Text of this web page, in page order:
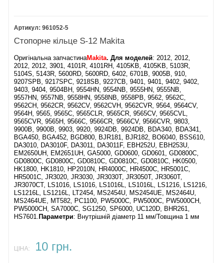
961052-5
Стопорне кільце S-12 Makita
Оригінальна запчастинаMakita. Для моделей: 2012, 2012,
2012, 2012, 3901, 4101R, 4101RH, 4105KB, 4105KB, 5103R,
5104S, 5143R, 5600RD, 5600RD, 6402, 6701B, 9005B, 910,
9207SPB, 9217SPC, 9218SB, 9227CB, 9401, 9401, 9402, 9402,
9403, 9404, 9504BH, 9554HN, 9554NB, 9555HN, 9555NB,
9557HN, 9557NB, 9558HN, 9558NB, 9558PB, 9562, 9562C,
9562CH, 9562CR, 9562CV, 9562CVH, 9562CVR, 9564, 9564CV,
9564H, 9565, 9565C, 9565CLR, 9565CR, 9565CV, 9565CVL,
9565CVR, 9565H, 9566C, 9566CR, 9566CV, 9566CVR, 9803,
9900B, 9900B, 9903, 9920, 9924DB, 9924DB, BDA340, BDA341,
BGA450, BGA452, BGD800, BJR181, BJR182, BO6040, BSS610,
DA3010, DA3010F, DA3011, DA3011F, EBH252U, EBH253U,
EM2650UH, EM2651UH, GA5000, GD0600, GD0601, GD0800C,
GD0800C, GD0800C, GD0810C, GD0810C, GD0810C, HK0500,
HK1800, HK1810, HP2010N, HR4000C, HR4500C, HR5001C,
HR5001C, JR3020, JR3030, JR3030T, JR3050T, JR3060T,
JR3070CT, LS1016, LS1016, LS1016L, LS1016L, LS1216, LS1216,
LS1216L, LS1216L, LT2454, MS2454U, MS2454UE, MS2464U,
MS2464UE, MT582, PC1100, PW5000C, PW5000C, PW5000CH,
PW5000CH, SA7000C, SG1250, SP6000, UC120D, BHR261,
HS7601. Параметри: Внутрішній діаметр 11 мм/Товщина 1 мм
ЦІНА: 10 грн.